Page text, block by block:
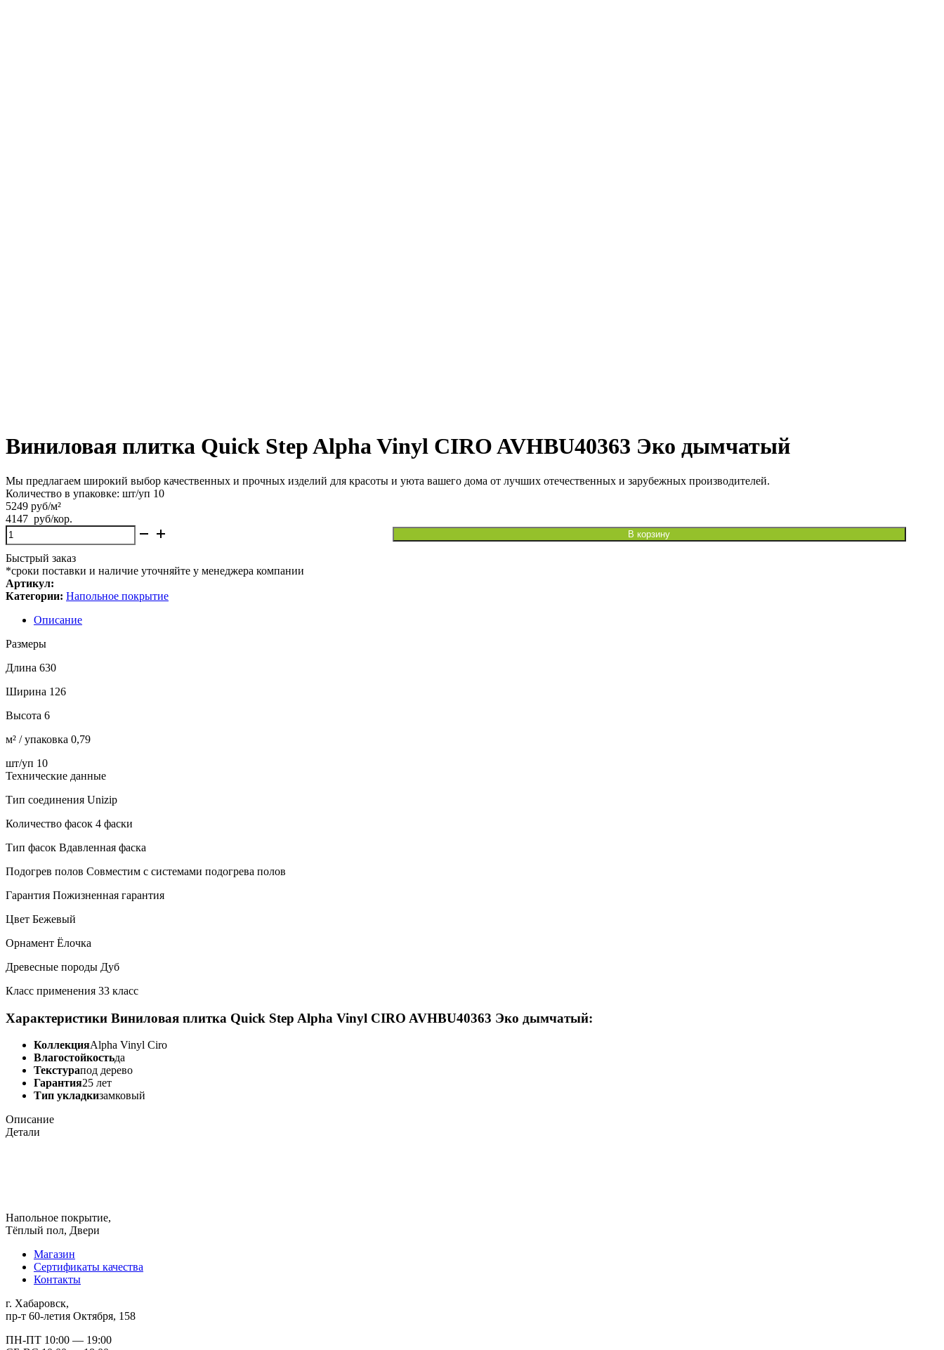
Виниловая плитка Quick Step Alpha Vinyl CIRO AVHBU40363 Эко дымчатый
Мы предлагаем широкий выбор качественных и прочных изделий для красоты и уюта вашего дома от лучших отечественных и зарубежных производителей.
Количество в упаковке: шт/уп 10
5249 руб/м²
4147 руб/кор.
Количество
товара
Виниловая
плитка
Quick
Step
Vinyl
AVHBU40363
дымчатый
В корзину
Быстрый заказ
*сроки поставки и наличие уточняйте у менеджера компании
Артикул:
Категории: Напольное покрытие
Описание
Размеры
Длина 630
Ширина 126
Высота 6
м² / упаковка 0,79
шт/уп 10
Технические данные
Тип соединения Unizip
Количество фасок 4 фаски
Тип фасок Вдавленная фаска
Подогрев полов Совместим с системами подогрева полов
Гарантия Пожизненная гарантия
Цвет Бежевый
Орнамент Ёлочка
Древесные породы Дуб
Класс применения 33 класс
Характеристики Виниловая плитка Quick Step Alpha Vinyl CIRO AVHBU40363 Эко дымчатый:
КоллекцияAlpha Vinyl Ciro
Влагостойкостьда
Текстурапод дерево
Гарантия25 лет
Тип укладкизамковый
Описание
Детали
Напольное покрытие,
Тёплый пол, Двери
Магазин
Сертификаты качества
Контакты
г. Хабаровск,
пр-т 60-летия Октября, 158
ПН-ПТ 10:00 — 19:00